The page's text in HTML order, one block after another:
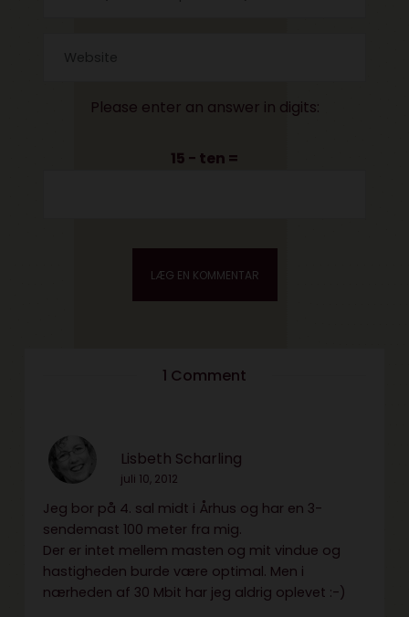
Please enter an answer in digits:
15 − ten =
1 Comment
Lisbeth Scharling
juli 10, 2012
Jeg bor på 4. sal midt i Århus og har en 3-
sendemast 100 meter fra mig.
Der er intet mellem masten og mit vindue og
hastigheden burde være optimal. Men i
nærheden af 30 Mbit har jeg aldrig oplevet :-)